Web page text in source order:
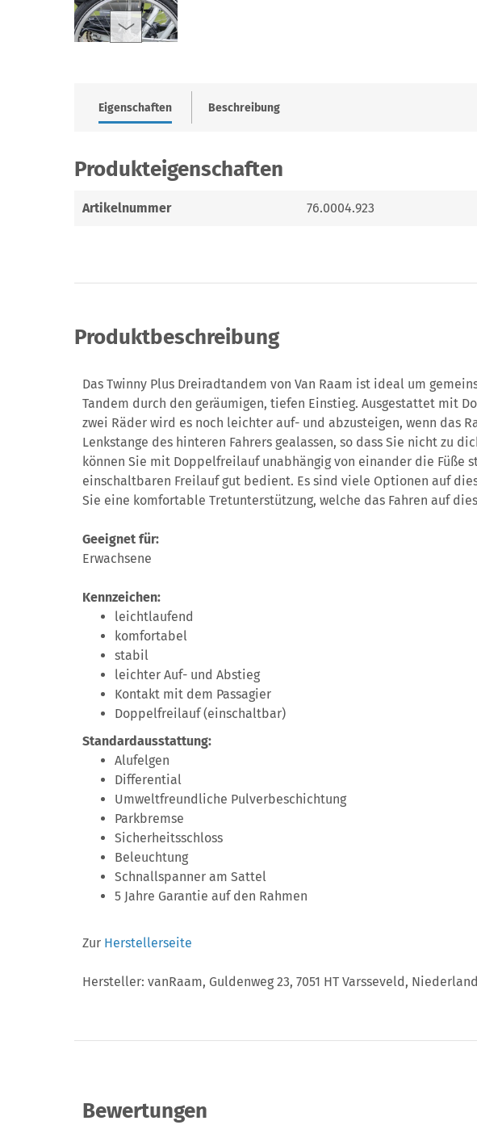
Eigenschaften Beschreibung
Produkteigenschaften
Artikelnummer 76.0004.923
Produktbeschreibung
Das Twinny Plus Dreiradtandem von Van Raam ist ideal um
Tandem durch den geräumigen, tiefen Einstieg. Ausgestattet mit
zwei Räder wird es noch leichter auf- und abzusteigen, wenn das
Lenkstange des hinteren Fahrers gealassen, so dass Sie nicht zu
können Sie mit Doppelfreilauf unabhängig von einander die
einschaltbaren Freilauf gut bedient. Es sind viele Optionen auf
Sie eine komfortable Tretunterstützung, welche das Fahren auf
Geeignet für:
Erwachsene
Kennzeichen:
leichtlaufend
komfortabel
stabil
leichter Auf- und Abstieg
Kontakt mit dem Passagier
Doppelfreilauf (einschaltbar)
Standardausstattung:
Alufelgen
Differential
Umweltfreundliche Pulverbeschichtung
Parkbremse
Sicherheitsschloss
Beleuchtung
Schnallspanner am Sattel
5 Jahre Garantie auf den Rahmen
Zur Herstellerseite
Hersteller: vanRaam, Guldenweg 23, 7051 HT Varsseveld,
Bewertungen